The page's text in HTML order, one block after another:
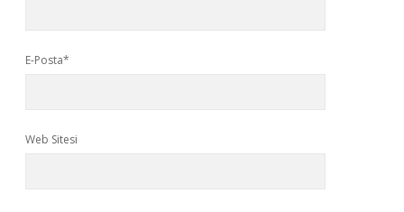
E-Posta*
Web Sitesi